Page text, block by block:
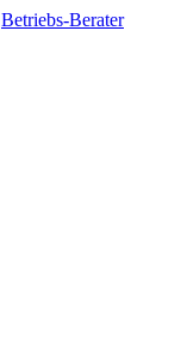
Betriebs-Berater